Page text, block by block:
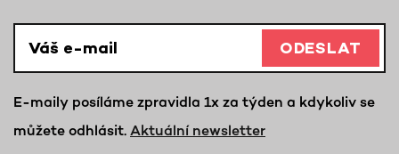
ODESLAT
E-maily posíláme zpravidla 1x za týden a kdykoliv se
můžete odhlásit. Aktuální newsletter